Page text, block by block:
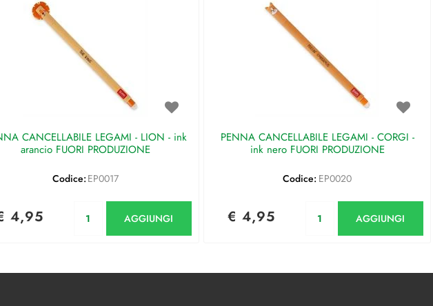
CANCELLABILE LEGAMI - LION - ink
arancio FUORI PRODUZIONE
Codice: EP0017
4,95 AGGIUNGI
PENNA CANCELLABILE LEGAMI - CORGI -
ink nero FUORI PRODUZIONE
Codice: EP0020
€ 4,95 AGGIUNGI